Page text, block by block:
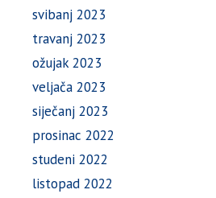
svibanj 2023
travanj 2023
ožujak 2023
veljača 2023
siječanj 2023
prosinac 2022
studeni 2022
listopad 2022